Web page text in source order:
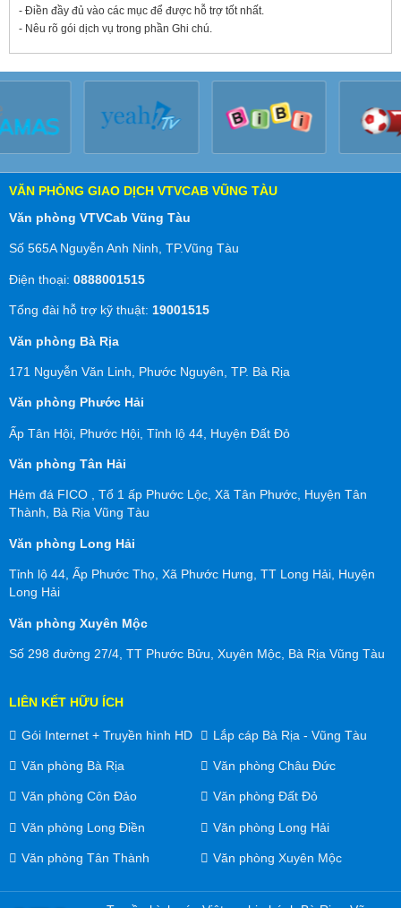
- Điền đầy đủ vào các mục để được hỗ trợ tốt nhất.
- Nêu rõ gói dịch vụ trong phần Ghi chú.
VĂN PHÒNG GIAO DỊCH VTVCAB VŨNG TÀU
Văn phòng VTVCab Vũng Tàu
Số 565A Nguyễn Anh Ninh, TP.Vũng Tàu
Điện thoại: 0888001515
Tổng đài hỗ trợ kỹ thuật: 19001515
Văn phòng Bà Rịa
171 Nguyễn Văn Linh, Phước Nguyên, TP. Bà Rịa
Văn phòng Phước Hải
Ấp Tân Hội, Phước Hội, Tỉnh lộ 44, Huyện Đất Đỏ
Văn phòng Tân Hải
Hẻm đá FICO , Tổ 1 ấp Phước Lộc, Xã Tân Phước, Huyện Tân
Thành, Bà Rịa Vũng Tàu
Văn phòng Long Hải
Tỉnh lộ 44, Ấp Phước Thọ, Xã Phước Hưng, TT Long Hải, Huyện
Long Hải
Văn phòng Xuyên Mộc
Số 298 đường 27/4, TT Phước Bửu, Xuyên Mộc, Bà Rịa Vũng Tàu
LIÊN KẾT HỮU ÍCH
Gói Internet + Truyền hình HD Lắp cáp Bà Rịa - Vũng Tàu
Văn phòng Bà Rịa Văn phòng Châu Đức
Văn phòng Côn Đảo Văn phòng Đất Đỏ
Văn phòng Long Điền Văn phòng Long Hải
Văn phòng Tân Thành Văn phòng Xuyên Mộc